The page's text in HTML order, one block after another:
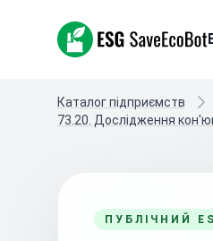
ESG SaveEcoBot
Каталог підприємств
73.20. Дослідження
ПУБЛІЧНИЙ